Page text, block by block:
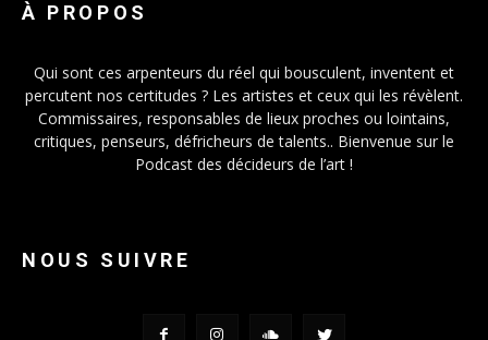
À PROPOS
Qui sont ces arpenteurs du réel qui bousculent, inventent et
percutent nos certitudes ? Les artistes et ceux qui les révèlent.
Commissaires, responsables de lieux proches ou lointains,
critiques, penseurs, défricheurs de talents.. Bienvenue sur le
Podcast des décideurs de l’art !
NOUS SUIVRE